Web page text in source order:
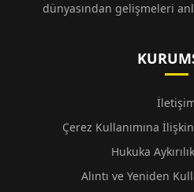
dünyasından gelişmeleri
Çerez Kullanımına
Hukuka
Alıntı ve Yeniden